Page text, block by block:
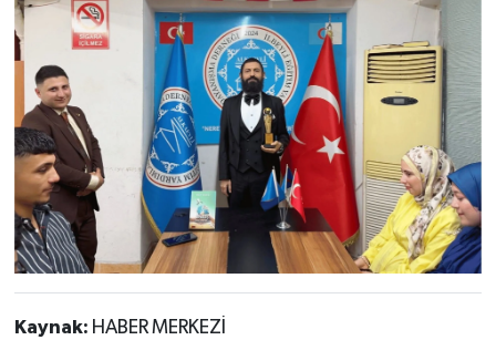
Kaynak: HABER MERKEZİ